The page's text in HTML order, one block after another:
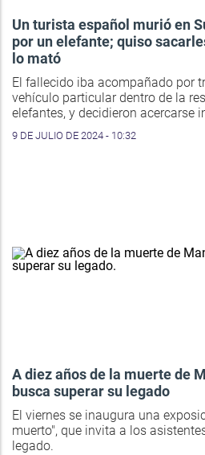
Un turista español murió en
por un elefante; quiso
lo mató
El fallecido iba acompañado por
vehículo particular dentro de la
elefantes, y decidieron acercarse
9 DE JULIO DE 2024 - 10:32
A diez años de la muerte de
busca superar su legado
El viernes se inaugura una
muerto", que invita a los
legado.